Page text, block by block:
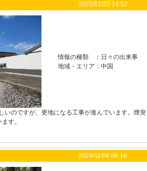
2025/01/25 14:52
情報の種類 ： 日々の出来事
地域・エリア ： 中国
いのですが、更地になる工事が進んでいます。煙突
す。
2024/11/06 06:16